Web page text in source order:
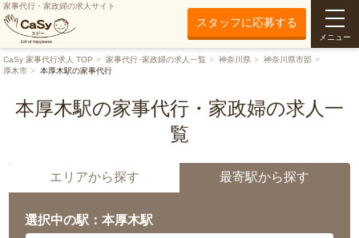
家事代行・家政婦の求人サイト
スタッフに応募する
メニュー
CaSy 家事代行求人 TOP 家事代行･家政婦の求人一覧 神奈川県
神奈川県市部
厚木市
本厚木駅の家事代行
本厚木駅の家事代行・家政婦の求人一
覧
エリアから探す 最寄駅から探す
選択中の駅：本厚木駅